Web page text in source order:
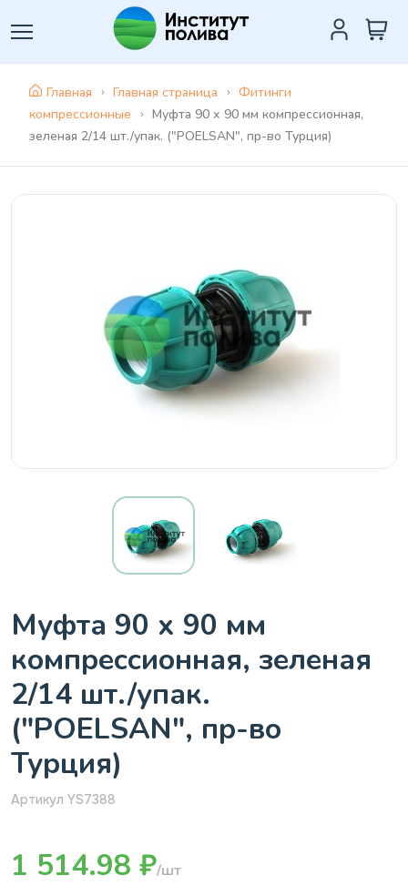
Главная Главная страница
Фитинги
компрессионные
Муфта 90 х 90 мм компрессионная,
зеленая 2/14 шт./упак. ("POELSAN", пр-во Турция)
Муфта 90 х 90 мм
компрессионная, зеленая
2/14 шт./упак.
("POELSAN", пр-во
Турция)
Артикул YS7388
1 514.98 ₽/шт